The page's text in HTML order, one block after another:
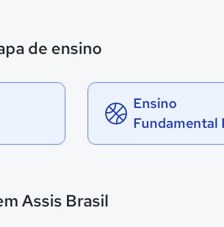
de ensino
Ensino
Fundamental I
Assis Brasil